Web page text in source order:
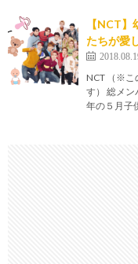
【NCT
たちが愛
NCT （※こ
す） 総メ
年の５月子